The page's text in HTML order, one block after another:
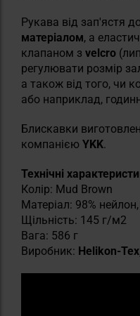
Рукава від зап'ястя
матеріалом, а
клапаном з velcro
регулювати розмір
а також від того, чи
або наприклад,
Блискавки
компанією YKK.
Технічні
Колір: Mud Brown
Матеріал: 98%
Щільність: 145 г/м2
Вага: 586 г
Виробник: Helikon-